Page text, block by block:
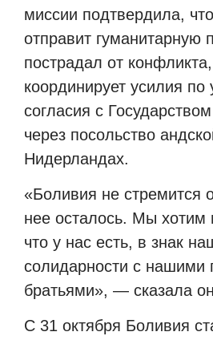
миссии подтвердила,
отправит гуманитарную
пострадал от
координирует усилия по
согласия с
через посольство
Нидерландах.
«Боливия не стремится
нее осталось. Мы хотим
что у нас есть, в знак
солидарности с нашими
братьями», — сказала
С 31 октября Боливия